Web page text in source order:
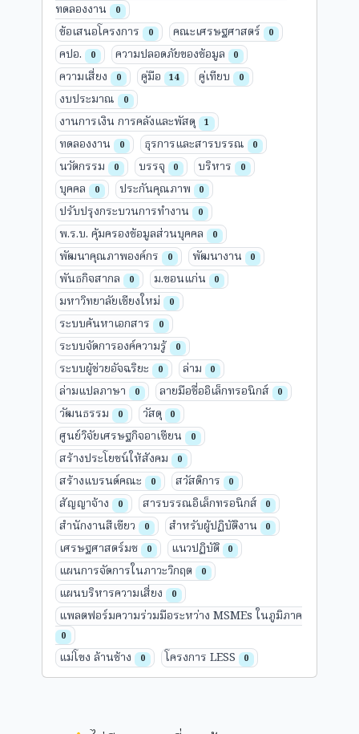
ทดลองงาน
0
ข้อเสนอโครงการ 0 คณะเศรษฐศาสตร์ 0
คปอ. 0 ความปลอดภัยของข้อมูล 0
ความเสี่ยง 0 คู่มือ 14 คู่เทียบ 0
งบประมาณ 0
งานการเงิน การคลังและพัสดุ 1
ทดลองงาน 0 ธุรการและสารบรรณ 0
นวัตกรรม 0 บรรจุ 0 บริหาร 0
บุคคล 0 ประกันคุณภาพ 0
ปรับปรุงกระบวนการทำงาน 0
พ.ร.บ. คุ้มครองข้อมูลส่วนบุคคล 0
พัฒนาคุณภาพองค์กร 0 พัฒนางาน 0
พันธกิจสากล 0 ม.ขอนแก่น 0
มหาวิทยาลัยเชียงใหม่ 0
ระบบค้นหาเอกสาร 0
ระบบจัดการองค์ความรู้ 0
ระบบผู้ช่วยอัจฉริยะ 0 ล่าม 0
ล่ามแปลภาษา 0 ลายมือชื่ออิเล็กทรอนิกส์ 0
วัฒนธรรม 0 วัสดุ 0
ศูนย์วิจัยเศรษฐกิจอาเซียน 0
สร้างประโยชน์ให้สังคม 0
สร้างแบรนด์คณะ 0 สวัสดิการ 0
สัญญาจ้าง 0 สารบรรณอิเล็กทรอนิกส์ 0
สำนักงานสีเขียว 0 สำหรับผู้ปฏิบัติงาน 0
เศรษฐศาสตร์มช 0 แนวปฏิบัติ 0
แผนการจัดการในภาวะวิกฤต 0
แผนบริหารความเสี่ยง 0
แพลตฟอร์มความร่วมมือระหว่าง MSMEs ในภูมิภาค
0
แม่โขง ล้านช้าง 0 โครงการ LESS 0